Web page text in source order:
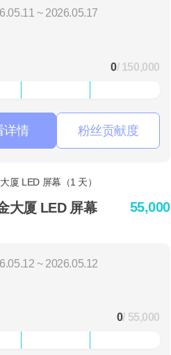
~ 2026.05.17
0/ 150,000
详情 粉丝贡献度
大厦 LED 屏幕
55,000
~ 2026.05.12
0/ 55,000